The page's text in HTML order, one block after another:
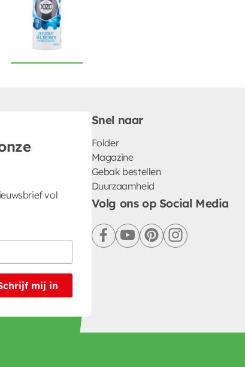
vol
mij in
Snel naar
Folder
Magazine
Gebak bestellen
Duurzaamheid
Volg ons op Social Media
facebookyoutubepinterestinstagram